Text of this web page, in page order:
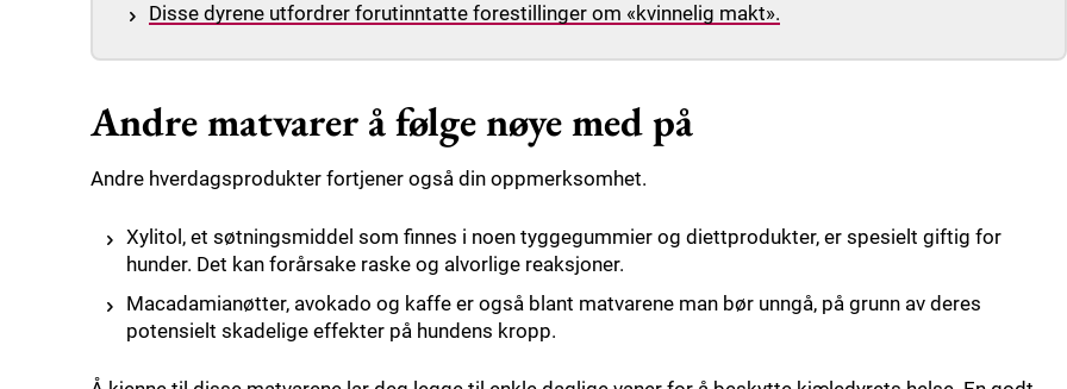
Disse dyrene utfordrer forutinntatte forestillinger om «kvinnelig makt».
Andre matvarer å følge nøye med på
Andre hverdagsprodukter fortjener også din oppmerksomhet.
Xylitol, et søtningsmiddel som finnes i noen tyggegummier og diettprodukter, er spesielt giftig for
hunder. Det kan forårsake raske og alvorlige reaksjoner.
Macadamianøtter, avokado og kaffe er også blant matvarene man bør unngå, på grunn av deres
potensielt skadelige effekter på hundens kropp.